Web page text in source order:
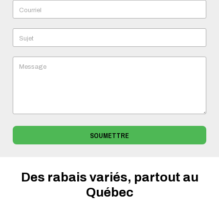
Courriel
Sujet
Message
SOUMETTRE
Des rabais variés, partout au
Québec